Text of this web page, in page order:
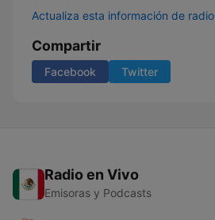
Actualiza esta información de radio
Compartir
Facebook Twitter
Radio en Vivo
Emisoras y Podcasts